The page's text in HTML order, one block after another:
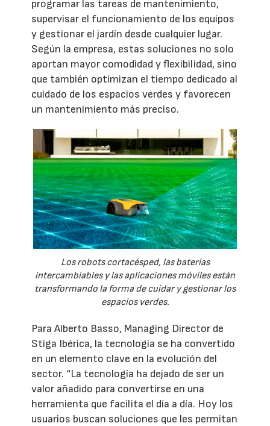
programar las tareas de mantenimiento,
supervisar el funcionamiento de los equipos
y gestionar el jardín desde cualquier lugar.
Según la empresa, estas soluciones no solo
aportan mayor comodidad y flexibilidad, sino
que también optimizan el tiempo dedicado al
cuidado de los espacios verdes y favorecen
un mantenimiento más preciso.
Los robots cortacésped, las baterías
intercambiables y las aplicaciones móviles están
transformando la forma de cuidar y gestionar los
espacios verdes.
Para Alberto Basso, Managing Director de
Stiga Ibérica, la tecnología se ha convertido
en un elemento clave en la evolución del
sector. “La tecnología ha dejado de ser un
valor añadido para convertirse en una
herramienta que facilita el día a día. Hoy los
usuarios buscan soluciones que les permitan